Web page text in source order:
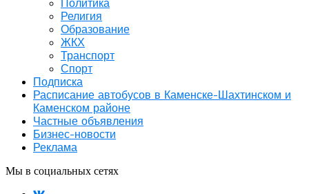
Политика
Религия
Образование
ЖКХ
Транспорт
Спорт
Подписка
Расписание автобусов в Каменске-Шахтинском и
Каменском районе
Частные объявления
Бизнес-новости
Реклама
Мы в социальных сетях